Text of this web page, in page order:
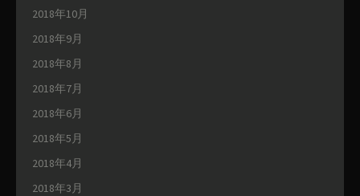
2018年10月
2018年9月
2018年8月
2018年7月
2018年6月
2018年5月
2018年4月
2018年3月